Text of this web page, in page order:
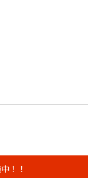
！！